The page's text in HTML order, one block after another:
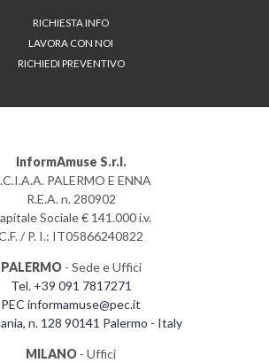
RICHIESTA INFO
LAVORA CON NOI
RICHIEDI PREVENTIVO
InformAmuse S.r.l.
PALERMO E ENNA
R.E.A. n. 280902
Sociale € 141.000 i.v.
/ P. I.: IT05866240822
PALERMO- Sede e Uffici
Tel. +39 091 7817271
PEC informamuse@pec.it
n. 128 90141 Palermo - Italy
MILANO - Uffici